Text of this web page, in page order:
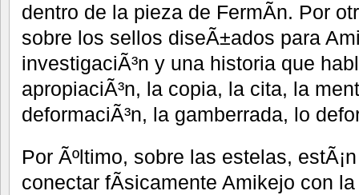
dentro de la pieza de FermÃ­n. Por
sobre los sellos diseÃ±ados para
investigaciÃ³n y una historia que
apropiaciÃ³n, la copia, la cita, la
deformaciÃ³n, la gamberrada, lo
Por Ãºltimo, sobre las estelas,
conectar fÃ­sicamente Amikejo con